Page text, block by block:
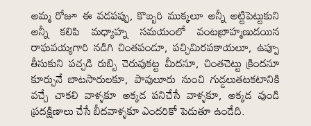
అమ్మ రోజూ ఈ వడపప్పు, కొబ్బరి ముక్కలూ అన్నీ అట్టిపెట్టుకుని
అన్నీ కలిపి మధ్యాహ్న సమయంలో వంటబ్రాహ్మణుడయిన
రాఘవయ్యగారి నడిగి చింతపండూ, పచ్చిమిరపకాయలూ, ఉప్పూ
తీసుకుని పచ్చడి రుబ్బి చెరువుకట్ట మీదనూ, చింతచెట్టు క్రిందనూ
కూర్చునే బాటసారులకూ, పావులూరు నుంచి గుడ్డలుతటకటానికి
వచ్చే చాకలి వాళ్ళకూ అక్కడ పనిచేసే వాళ్ళకూ, అక్కడ వుండి
ప్రదక్షిణాలు చేసే బీదవాళ్ళకూ ఎందరికో పెడుతూ ఉండేది.